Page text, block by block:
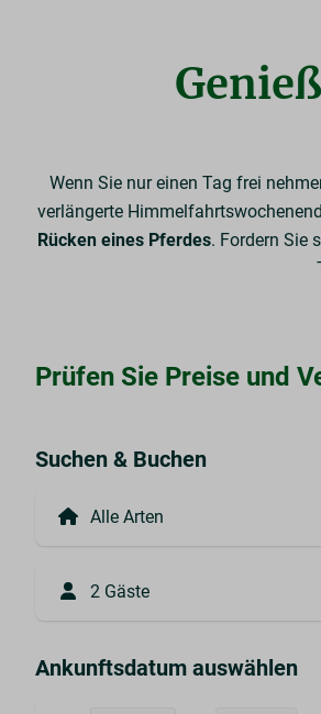
Wenn Sie nur einen Tag frei
verlängerte
Rücken eines Pferdes. Fordern Sie
Prüfen Sie Preise und
Suchen & Buchen
2 Gäste
Ankunftsdatum auswählen